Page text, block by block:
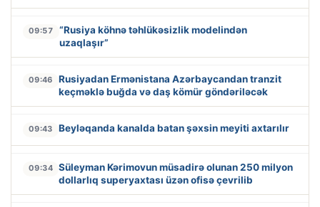
09:57
“Rusiya köhnə təhlükəsizlik modelindən
uzaqlaşır”
09:46
Rusiyadan Ermənistana Azərbaycandan tranzit
keçməklə buğda və daş kömür göndəriləcək
09:43 Beyləqanda kanalda batan şəxsin meyiti axtarılır
09:34 Süleyman Kərimovun müsadirə olunan 250 milyon
dollarlıq superyaxtası üzən ofisə çevrilib